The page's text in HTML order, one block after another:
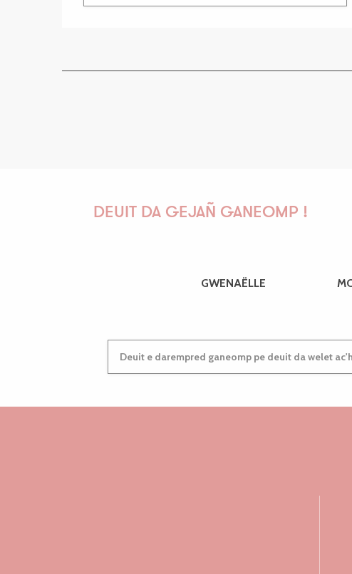
DEUIT DA GEJAÑ GANEOMP !
GWENAËLLE
Deuit e darempred ganeomp pe deuit da welet